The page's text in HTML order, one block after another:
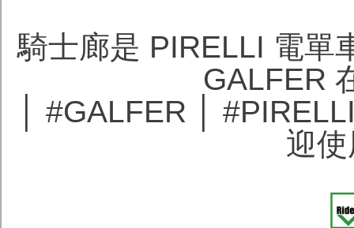
騎士廊是 PIRELLI 電單
GALFER
│ #GALFER │
迎